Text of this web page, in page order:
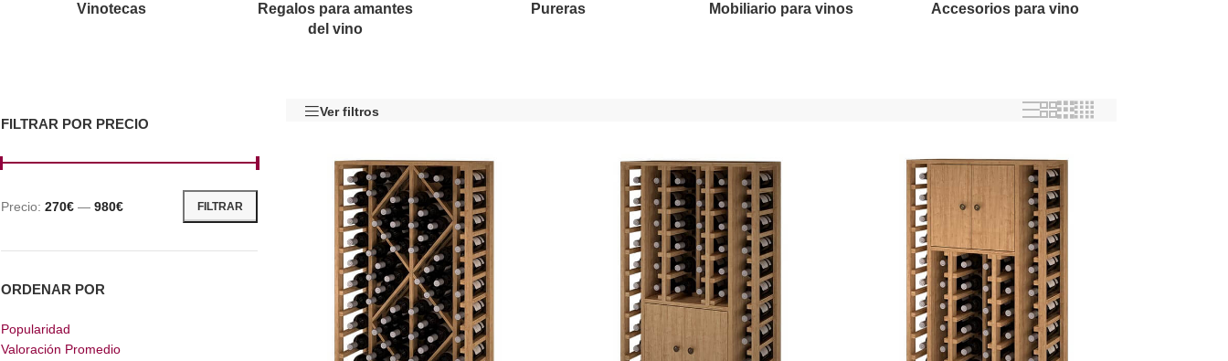
Vinotecas
Regalos para amantes
del vino
Pureras Mobiliario para vinos Accesorios para vino
FILTRAR POR PRECIO
FILTRAR
Precio: 270€— 980€
ORDENAR POR
Popularidad
Valoración Promedio
Ver filtros